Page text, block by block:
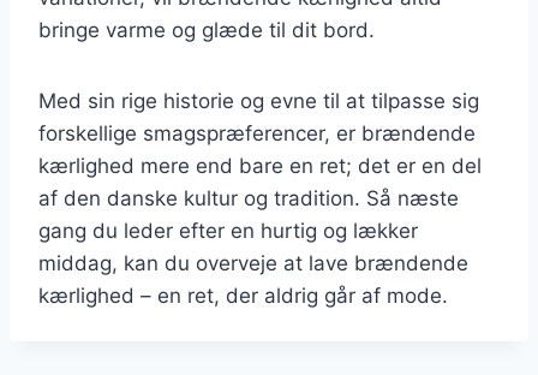
bringe varme og glæde til dit bord.
Med sin rige historie og evne til at tilpasse sig
forskellige smagspræferencer, er brændende
kærlighed mere end bare en ret; det er en del
af den danske kultur og tradition. Så næste
gang du leder efter en hurtig og lækker
middag, kan du overveje at lave brændende
kærlighed – en ret, der aldrig går af mode.